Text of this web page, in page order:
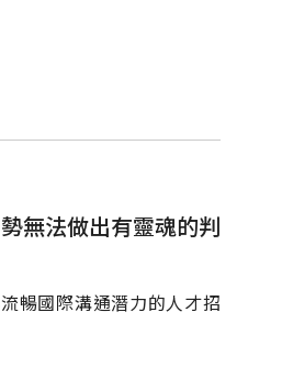
無法做出有靈魂的判
暢國際溝通潛力的人才招